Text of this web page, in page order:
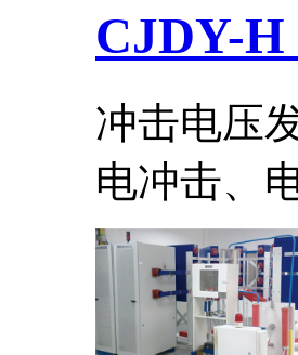
CJDY-
冲击电压
电冲击、